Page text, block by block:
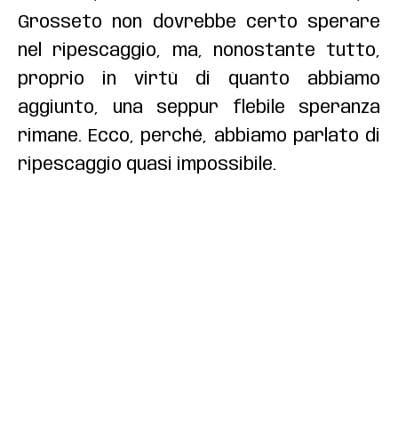
Grosseto non dovrebbe certo sperare
nel ripescaggio, ma, nonostante tutto,
proprio in virtù di quanto abbiamo
aggiunto, una seppur flebile speranza
rimane. Ecco, perché, abbiamo parlato di
ripescaggio quasi impossibile.